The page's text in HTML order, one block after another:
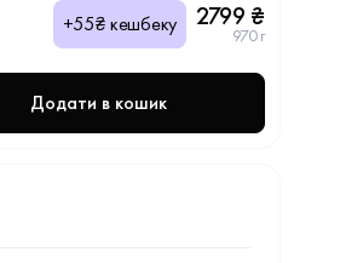
+55₴ кешбеку 2799 ₴
970 г
Додати в кошик